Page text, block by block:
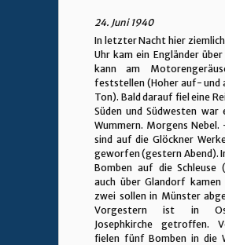
24. Juni 1940
In letzter Nacht hier
Uhr kam ein Engländer
kann am
feststellen (Hoher auf- und
Ton). Bald darauf fiel eine
Süden und Südwesten war
Wummern. Morgens Nebel.
sind auf die Glöckner
geworfen (gestern Abend).
Bomben auf die Schleuse
auch über Glandorf kamen
zwei sollen in Münster
Vorgestern ist in
Josephkirche getroffen.
fielen fünf Bomben in die